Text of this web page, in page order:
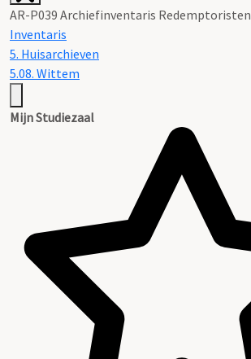
AR-P039 Archiefinventaris Redemptoristen
Inventaris
5. Huisarchieven
5.08. Wittem
Mijn Studiezaal